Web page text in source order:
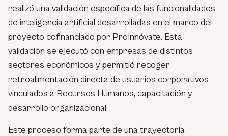
realizó una validación específica de las funcionalidades
de inteligencia artificial desarrolladas en el marco del
proyecto cofinanciado por ProInnóvate. Esta
validación se ejecutó con empresas de distintos
sectores económicos y permitió recoger
retroalimentación directa de usuarios corporativos
vinculados a Recursos Humanos, capacitación y
desarrollo organizacional.
Este proceso forma parte de una trayectoria